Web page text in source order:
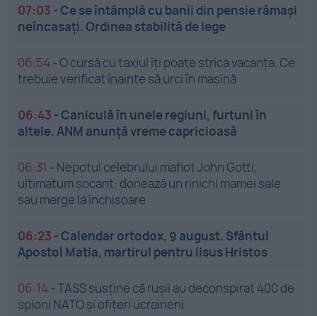
07:03 -Ce se întâmplă cu banii din pensie rămași
neîncasați. Ordinea stabilită de lege
06:54 -O cursă cu taxiul îți poate strica vacanța. Ce
trebuie verificat înainte să urci în mașină
06:43 -Caniculă în unele regiuni, furtuni în
altele. ANM anunță vreme capricioasă
06:31 - Nepotul celebrului mafiot John Gotti,
ultimatum șocant: donează un rinichi mamei sale
sau merge la închisoare
06:23 -Calendar ortodox, 9 august. Sfântul
Apostol Matia, martirul pentru Iisus Hristos
06:14 -TASS susține că rușii au deconspirat 400 de
spioni NATO și ofițeri ucraineni